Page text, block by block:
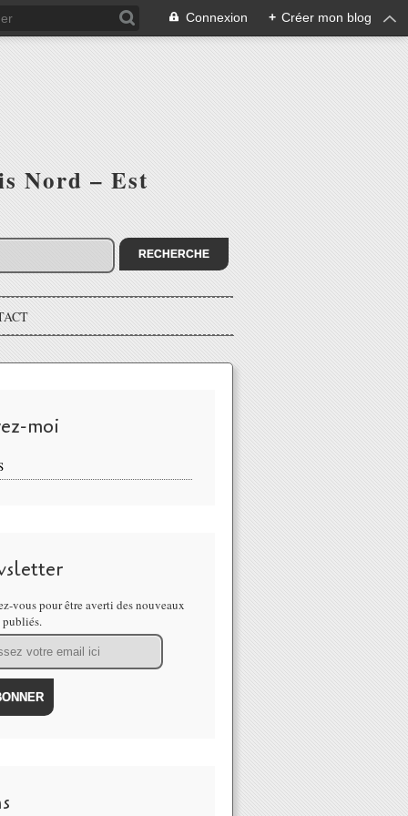
Connexion + Créer mon blog
Nord – Est
moi
vous pour être averti des nouveaux